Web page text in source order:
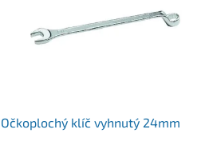
Očkoplochý klíč vyhnutý 24mm